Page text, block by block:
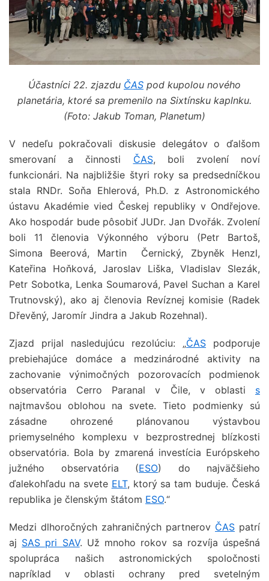
Účastníci 22. zjazdu ČAS pod kupolou nového
planetária, ktoré sa premenilo na Sixtínsku kaplnku.
(Foto: Jakub Toman, Planetum)
V nedeľu pokračovali diskusie delegátov o ďalšom
smerovaní a činnosti ČAS, boli zvolení noví
funkcionári. Na najbližšie štyri roky sa predsedníčkou
stala RNDr. Soňa Ehlerová, Ph.D. z Astronomického
ústavu Akadémie vied Českej republiky v Ondřejove.
Ako hospodár bude pôsobiť JUDr. Jan Dvořák. Zvolení
boli 11 členovia Výkonného výboru (Petr Bartoš,
Simona Beerová, Martin Černický, Zbyněk Henzl,
Kateřina Hoňková, Jaroslav Liška, Vladislav Slezák,
Petr Sobotka, Lenka Soumarová, Pavel Suchan a Karel
Trutnovský), ako aj členovia Revíznej komisie (Radek
Dřevěný, Jaromír Jindra a Jakub Rozehnal).
Zjazd prijal nasledujúcu rezolúciu: „ČAS podporuje
prebiehajúce domáce a medzinárodné aktivity na
zachovanie výnimočných pozorovacích podmienok
observatória Cerro Paranal v Čile, v oblasti s
najtmavšou oblohou na svete. Tieto podmienky sú
zásadne ohrozené plánovanou výstavbou
priemyselného komplexu v bezprostrednej blízkosti
observatória. Bola by zmarená investícia Európskeho
južného observatória (ESO) do najväčšieho
ďalekohľadu na svete ELT, ktorý sa tam buduje. Česká
republika je členským štátom ESO.“
Medzi dlhoročných zahraničných partnerov ČAS patrí
aj SAS pri SAV. Už mnoho rokov sa rozvíja úspešná
spolupráca našich astronomických spoločnosti
napríklad v oblasti ochrany pred svetelným